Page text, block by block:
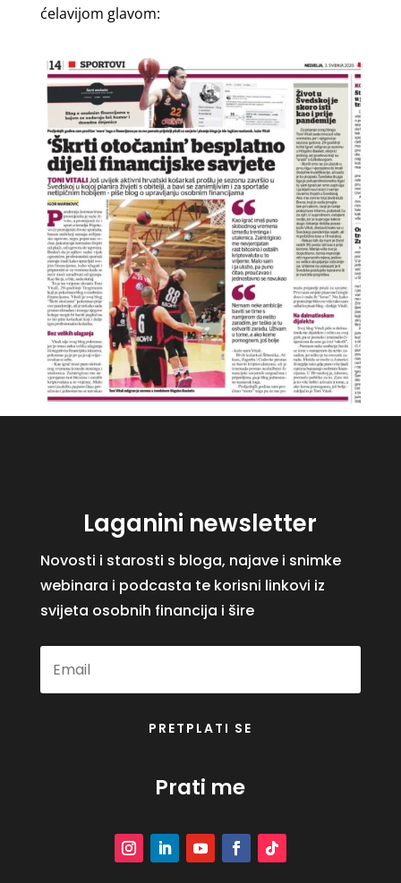
ćelavijom glavom:
Laganini newsletter
Novosti i starosti s bloga, najave i snimke
webinara i podcasta te korisni linkovi iz
svijeta osobnih financija i šire
PRETPLATI SE
Prati me